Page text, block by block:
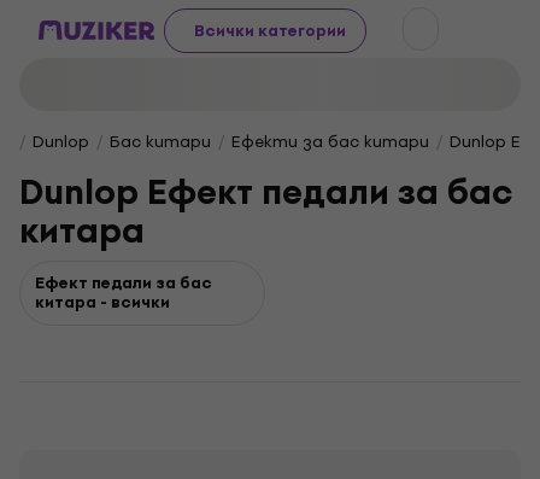
Всички категории
Dunlop Бас китари Ефекти за бас китари Dunlop
Dunlop Eфект педали за бас
китара
Eфект педали за бас
китара - всички